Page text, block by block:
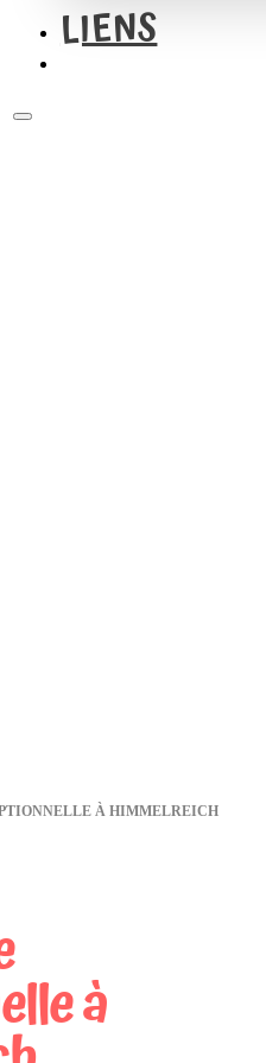
LIENS
À HIMMELREICH
à